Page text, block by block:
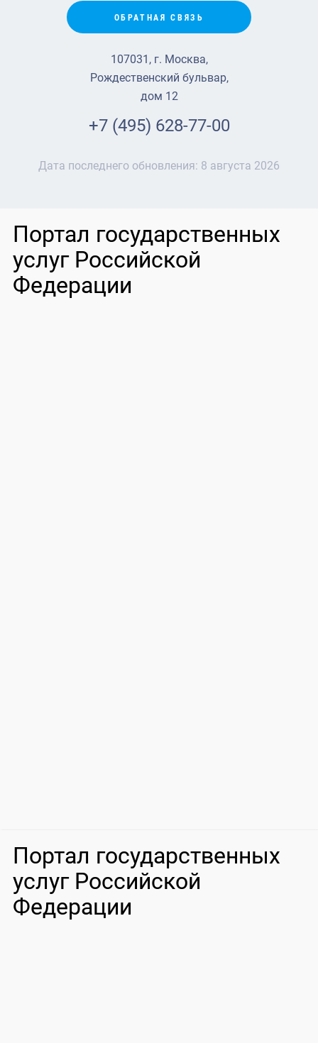
ОБРАТНАЯ СВЯЗЬ
107031, г. Москва,
Рождественский бульвар,
дом 12
+7 (495) 628-77-00
Дата последнего обновления: 8 августа 2026
Портал государственных
услуг Российской
Федерации
Портал государственных
услуг Российской
Федерации